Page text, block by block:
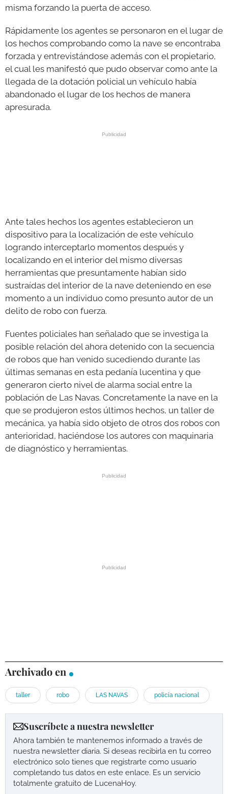
misma forzando la puerta de acceso.
Rápidamente los agentes se personaron en el lugar de
los hechos comprobando como la nave se encontraba
forzada y entrevistándose además con el propietario,
el cual les manifestó que pudo observar como ante la
llegada de la dotación policial un vehículo había
abandonado el lugar de los hechos de manera
apresurada.
Ante tales hechos los agentes establecieron un
dispositivo para la localización de este vehículo
logrando interceptarlo momentos después y
localizando en el interior del mismo diversas
herramientas que presuntamente habían sido
sustraídas del interior de la nave deteniendo en ese
momento a un individuo como presunto autor de un
delito de robo con fuerza.
Fuentes policiales han señalado que se investiga la
posible relación del ahora detenido con la secuencia
de robos que han venido sucediendo durante las
últimas semanas en esta pedanía lucentina y que
generaron cierto nivel de alarma social entre la
población de Las Navas. Concretamente la nave en la
que se produjeron estos últimos hechos, un taller de
mecánica, ya había sido objeto de otros dos robos con
anterioridad, haciéndose los autores con maquinaria
de diagnóstico y herramientas.
Archivado en
taller robo LAS NAVAS policía nacional
Suscríbete a nuestra newsletter
Ahora también te mantenemos informado a través de
nuestra newsletter diaria. Si deseas recibirla en tu correo
electrónico solo tienes que registrarte como usuario
completando tus datos en este enlace. Es un servicio
totalmente gratuito de LucenaHoy.